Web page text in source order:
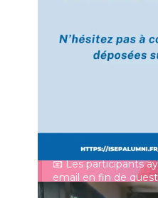
[Enquête IESF
👩‍🎓 Ingénieurs
mai pour participer
Depuis plus de 60
un panorama
professionnelle des
français.
📧 Les participants
email en fin de
synthèse des
Prénom
Mot de passe